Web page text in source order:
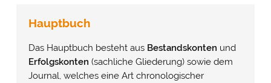
Hauptbuch
Das Hauptbuch besteht aus Bestandskonten und
Erfolgskonten (sachliche Gliederung) sowie dem
Journal, welches eine Art chronologischer